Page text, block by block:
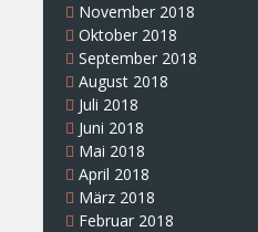
November 2018
Oktober 2018
September 2018
August 2018
Juli 2018
Juni 2018
Mai 2018
April 2018
März 2018
Februar 2018